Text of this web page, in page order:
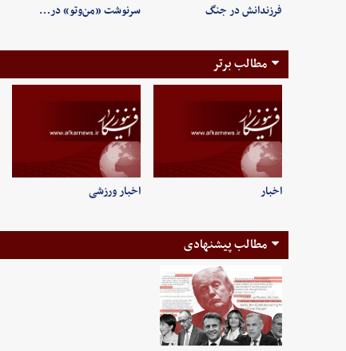
فرزندانش در جنگ
سرنوشت «من‌وتو» در…
مطالب برتر
اخبار اخبار ورزشی
مطالب پیشنهادی